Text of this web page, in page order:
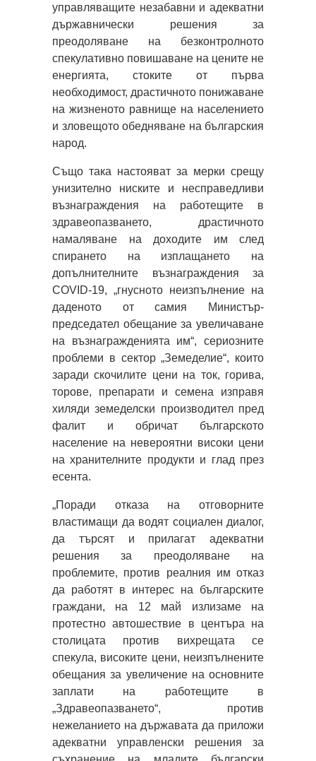
управляващите незабавни и адекватни
държавнически решения за
преодоляване на безконтролното
спекулативно повишаване на цените не
енергията, стоките от първа
необходимост, драстичното понижаване
на жизненото равнище на населението
и зловещото обедняване на българския
народ.
Също така настояват за мерки срещу
унизително ниските и несправедливи
възнаграждения на работещите в
здравеопазването, драстичното
намаляване на доходите им след
спирането на изплащането на
допълнителните възнаграждения за
COVID-19, „гнусното неизпълнение на
даденото от самия Министър-
председател обещание за увеличаване
на възнагражденията им“, сериозните
проблеми в сектор „Земеделие“, които
заради скочилите цени на ток, гopивa,
тopoве, препарати и семена изправя
хиляди земеделски прoизводител пред
фалит и обричат българското
население на невероятни високи цени
на хранителните продукти и глад през
есента.
„Поради отказа на отговорните
властимащи да водят социален диалог,
да търсят и прилагат адекватни
решения за преодоляване на
проблемите, против реалния им отказ
да работят в интерес на българските
граждани, на 12 май излизаме на
протестно автошествие в центъра на
столицата против вихрещата се
спекула, високите цени, неизпълнените
обещания за увеличение на основните
заплати на работещите в
„Здравеопазването“, против
нежеланието на държавата да приложи
адекватни управленски решения за